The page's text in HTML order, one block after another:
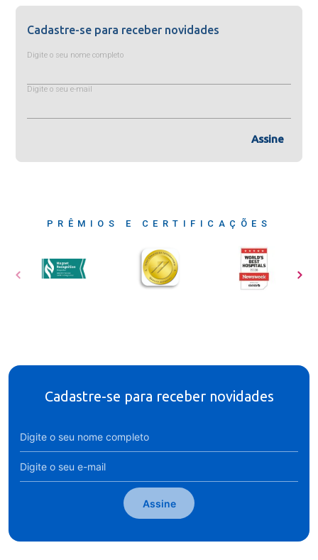
Cadastre-se para receber novidades
Digite o seu nome completo
Digite o seu e-mail
Assine
PRÊMIOS E CERTIFICAÇÕES
Cadastre-se para receber novidades
Assine